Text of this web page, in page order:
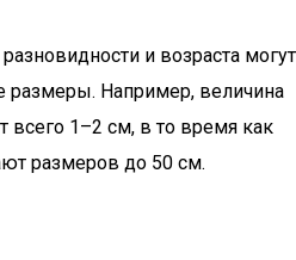
и возраста могут
размеры. Например, величина
всего 1–2 см, в то время как
размеров до 50 см.